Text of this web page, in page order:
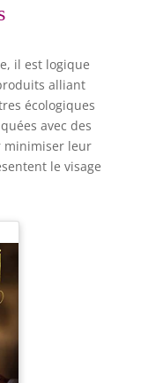
il est logique
alliant
écologiques
avec des
minimiser leur
le visage